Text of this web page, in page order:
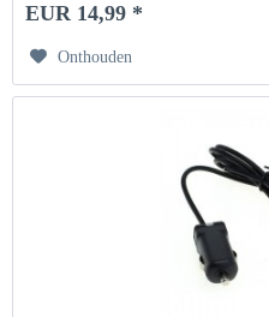
EUR 14,99 *
Onthouden